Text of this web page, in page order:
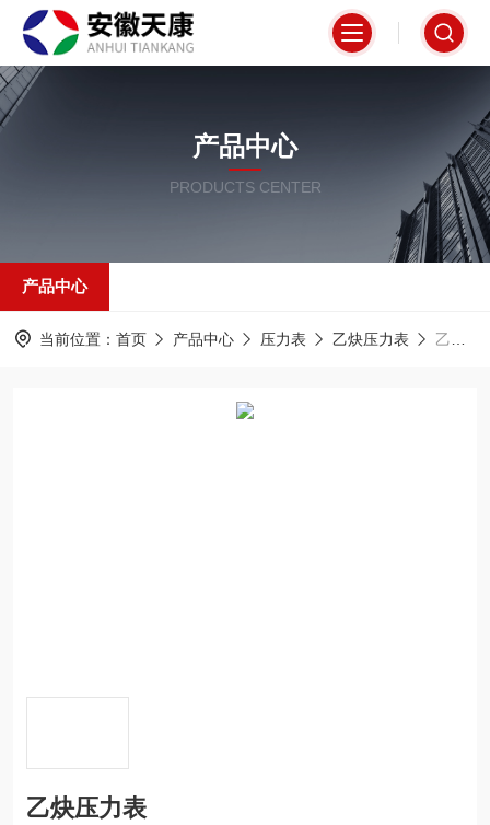
产品中心
PRODUCTS CENTER
产品中心
当前位置： 首页 产品中心 压力表 乙炔压力表 乙炔压力表
乙炔压力表